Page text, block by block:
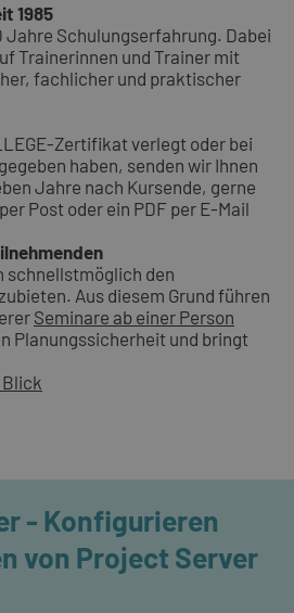
1985
Jahre Schulungserfahrung. Dabei
Trainerinnen und Trainer mit
fachlicher und praktischer
Zertifikat verlegt oder bei
haben, senden wir Ihnen
Jahre nach Kursende, gerne
Post oder ein PDF per E-Mail
schnellstmöglich den
Aus diesem Grund führen
Seminare ab einer Person
Planungssicherheit und bringt
Blick
- Konfigurieren
von Project Server